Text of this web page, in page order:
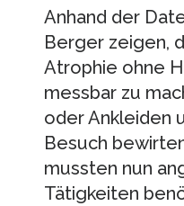
Anhand der
Berger zeigen,
Atrophie ohne
messbar zu
oder Ankleiden
Besuch
mussten nun
Tätigkeiten